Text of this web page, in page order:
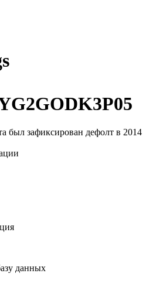
был зафиксирован дефолт в 2014
данных